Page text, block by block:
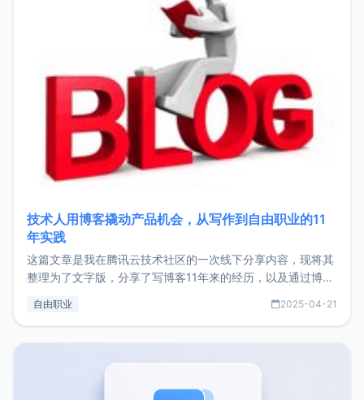
技术人用博客撬动产品机会，从写作到自由职业的11
年实践
这篇文章是我在腾讯云技术社区的一次线下分享内容，现将其
整理为了文字版，分享了写博客11年来的经历，以及通过博客
了我的首个产品ImgURL的真实数据和产品现状。自我介绍大
自由职业 2025-04-21